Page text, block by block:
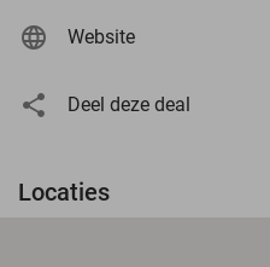
Website
Deel deze deal
Locaties